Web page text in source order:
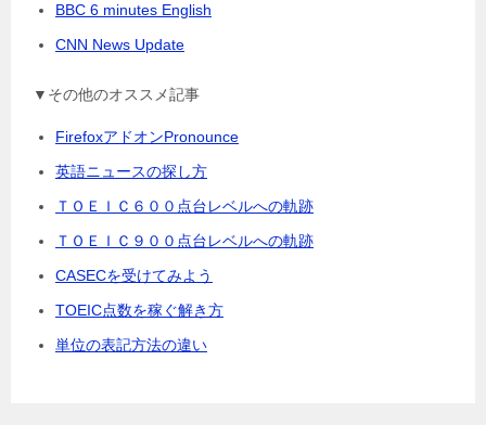
BBC 6 minutes English
CNN News Update
▼その他のオススメ記事
FirefoxアドオンPronounce
英語ニュースの探し方
ＴＯＥＩＣ６００点台レベルへの軌跡
ＴＯＥＩＣ９００点台レベルへの軌跡
CASECを受けてみよう
TOEIC点数を稼ぐ解き方
単位の表記方法の違い